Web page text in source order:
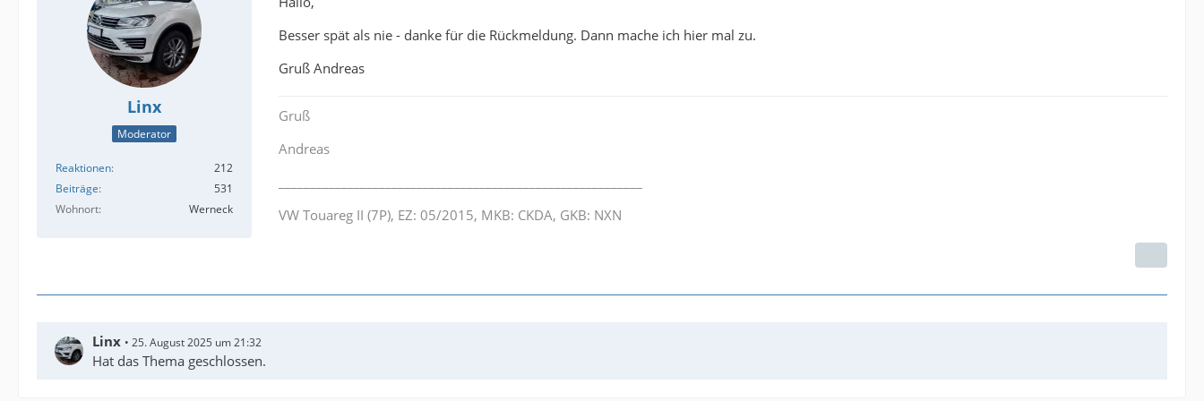
Linx
Moderator
Reaktionen
212
Beiträge
531
Wohnort
Werneck
Besser spät als nie - danke für die Rückmeldung. Dann mache ich hier mal zu.
Gruß Andreas
Gruß
Andreas
VW Touareg II (7P), EZ: 05/2015, MKB: CKDA, GKB: NXN
Linx 25. August 2025 um 21:32
Hat das Thema geschlossen.